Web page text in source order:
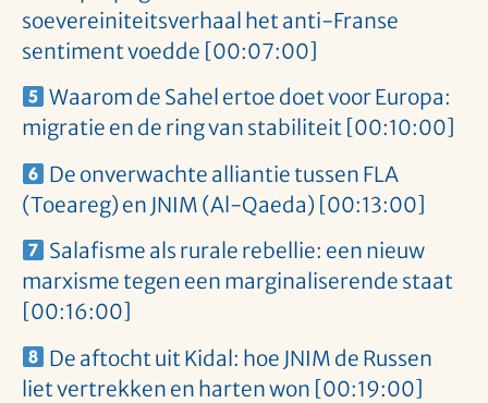
soevereiniteitsverhaal het anti-Franse
sentiment voedde [00:07:00]
Waarom de Sahel ertoe doet voor Europa:
migratie en de ring van stabiliteit [00:10:00]
De onverwachte alliantie tussen FLA
(Toeareg) en JNIM (Al-Qaeda) [00:13:00]
Salafisme als rurale rebellie: een nieuw
marxisme tegen een marginaliserende staat
[00:16:00]
De aftocht uit Kidal: hoe JNIM de Russen
liet vertrekken en harten won [00:19:00]